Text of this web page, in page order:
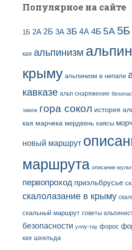
Популярное на сайте
1Б 2А 2Б 3А 3Б 4А 4Б 5А 5Б
кая альпинизм
крыму альпинизм в непале
кавказе альп снаряжение
замок гора сокол история
кая марчека мердвень каясы
новый маршрут
маршрута описание
первопроход приэльбрусье
скалолазание в крыму
скальный маршрут советы
безопасности уллу-тау форос
кая шхельда